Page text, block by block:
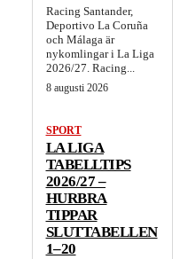
Racing Santander,
Deportivo La Coruña
och Málaga är
nykomlingar i La Liga
2026/27. Racing...
8 augusti 2026
SPORT
LA LIGA
TABELLTIPS
2026/27 –
HURBRA
TIPPAR
SLUTTABELLEN
1–20